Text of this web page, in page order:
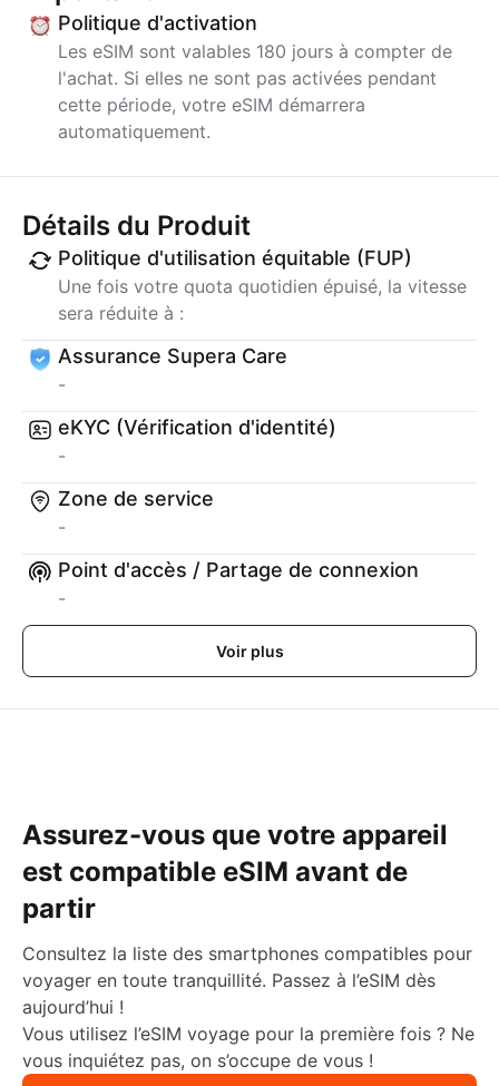
Politique d'activation
Les eSIM sont valables 180 jours à compter de
l'achat. Si elles ne sont pas activées pendant
cette période, votre eSIM démarrera
automatiquement.
Détails du Produit
Politique d'utilisation équitable (FUP)
Une fois votre quota quotidien épuisé, la vitesse
sera réduite à :
Assurance Supera Care
-
eKYC (Vérification d'identité)
-
Zone de service
-
Point d'accès / Partage de connexion
-
Voir plus
Assurez-vous que votre appareil
est compatible eSIM avant de
partir
Consultez la liste des smartphones compatibles pour
voyager en toute tranquillité. Passez à l’eSIM dès
aujourd’hui !
Vous utilisez l’eSIM voyage pour la première fois ? Ne
vous inquiétez pas, on s’occupe de vous !